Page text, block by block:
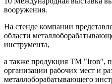
вооружения.
На стенде компании
области
инструмента,
а также продукция ТМ "Iron",
организации рабочих мест и
металлоборабатывающего